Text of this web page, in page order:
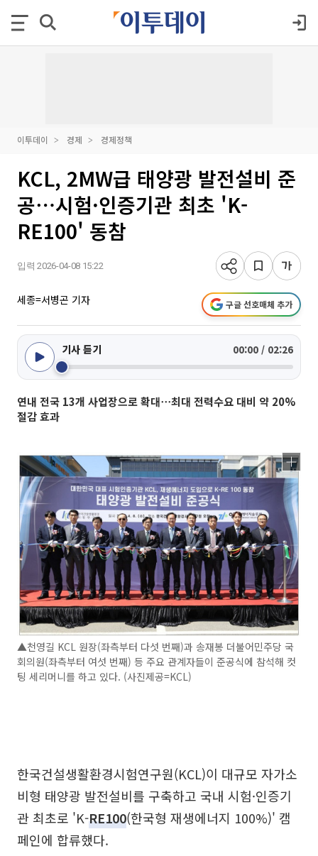
이투데이 경제 경제정책
KCL, 2MW급 태양광 발전설비 준
공⋯시험·인증기관 최초 'K-
RE100' 동참
입력 2026-04-08 15:22
세종=서병곤 기자 구글 선호매체 추가
기사 듣기 00:00 / 02:26
연내 전국 13개 사업장으로 확대⋯최대 전력수요 대비 약 20%
절감 효과
▲천영길 KCL 원장(좌측부터 다섯 번째)과 송재봉 더불어민주당 국
회의원(좌측부터 여섯 번째) 등 주요 관계자들이 준공식에 참석해 컷
팅 세리머니를 하고 있다. (사진제공=KCL)
한국건설생활환경시험연구원(KCL)이 대규모 자가소
비형 태양광 발전설비를 구축하고 국내 시험·인증기
관 최초로 'K-RE100(한국형 재생에너지 100%)' 캠
페인에 합류했다.